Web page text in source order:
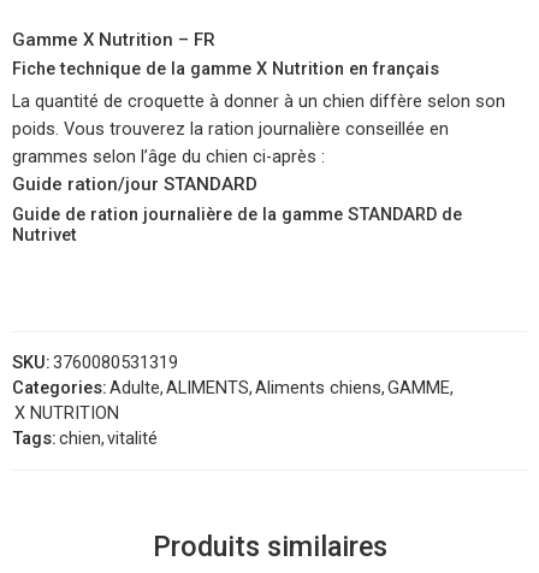
Gamme X Nutrition – FR
Fiche technique de la gamme X Nutrition en français
La quantité de croquette à donner à un chien diffère selon son
poids. Vous trouverez la ration journalière conseillée en
grammes selon l’âge du chien ci-après :
Guide ration/jour STANDARD
Guide de ration journalière de la gamme STANDARD de
Nutrivet
SKU:3760080531319
Categories:Adulte,ALIMENTS,Aliments chiens,GAMME,
X NUTRITION
Tags:chien,vitalité
Produits similaires